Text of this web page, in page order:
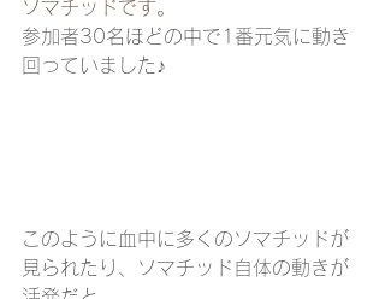
ソマチッドです。
参加者30名ほどの中で1番元気に動き
回っていました♪
このように血中に多くのソマチッドが
見られたり、ソマチッド自体の動きが